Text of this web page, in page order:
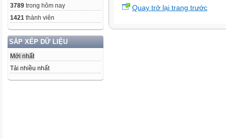
3789 trong hôm nay
1421 thành viên
SẮP XẾP DỮ LIỆU
Mới nhất
Tải nhiều nhất
Quay trở lại trang trước